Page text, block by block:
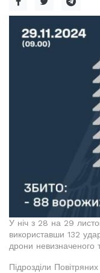
У ніч з 28 на 29
використавши 132
дрони невизначеного
Підрозділи